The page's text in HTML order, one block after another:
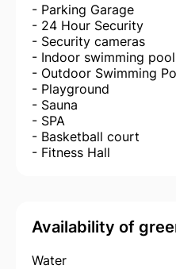
- Parking Garage
- 24 Hour Security
- Security cameras
- Indoor swimming pool
- Outdoor Swimming
- Playground
- Sauna
- SPA
- Basketball court
- Fitness Hall
Availability of
Water